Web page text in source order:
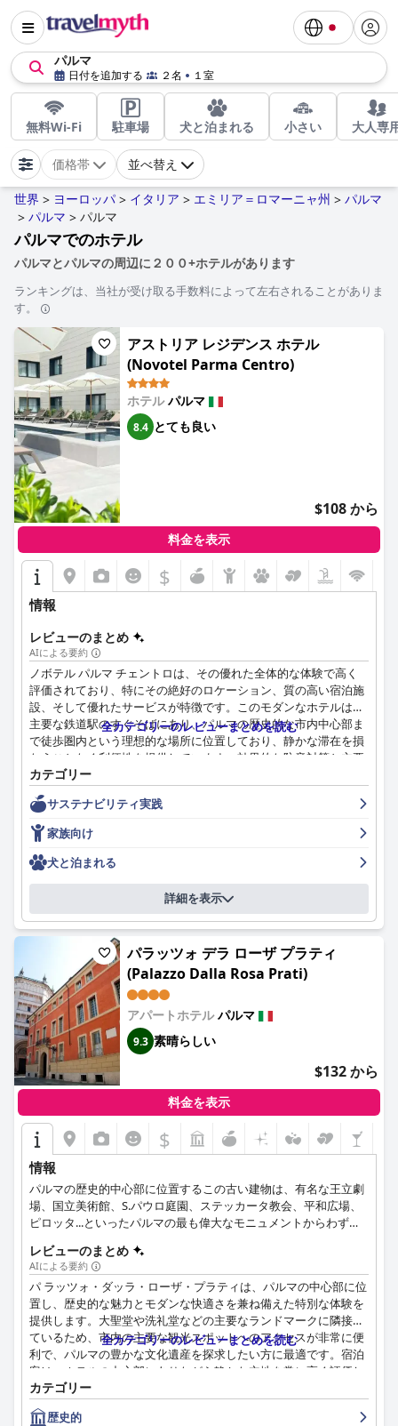
パルマ
日付を追加する ２名 １室
無料Wi-Fi 駐車場 犬と泊まれる 小さい 大人専
価格帯 並べ替え
世界 > ヨーロッパ > イタリア > エミリア＝ロマーニャ州 > パルマ
> パルマ > パルマ
パルマでのホテル
パルマとパルマの周辺に２００+ホテルがあります
ランキングは、当社が受け取る手数料によって左右されることがありま
す。
アストリア レジデンス ホテル
(Novotel Parma Centro)
ホテルパルマ
8.4 とても良い
$108 から
料金を表示
$
情報
レビューのまとめ
AIによる要約
ノボテル パルマ チェントロは、その優れた全体的な体験で高く
評価されており、特にその絶好のロケーション、質の高い宿泊施
設、そして優れたサービスが特徴です。このモダンなホテルは、
主要な鉄道駅のすぐそばにあり、パルマの歴史的な市内中心部ま
で徒歩圏内という理想的な場所に位置しており、静かな滞在を損
なうことなく利便性を提供しています。効果的な防音対策と主要
な都市のアトラクションやアメニティへのアクセスが容易なた
め、レジャーとビジネスの両方の旅行者に好まれる選択肢となっ
ています。
宿泊客は一貫してホテルの清潔さを褒めています。客室は広々と
していて、モダンで、現代的なデザインと豊富なアメニティが備
わっています。時折小さな問題があるものの、客室に関する全体
的な評価は非常に高く、特にその静けさと快適さが強調されてお
り、それが安らかな滞在に貢献しています。家族連れのために、
ホテルは家族向けのスイートと数多くの子供向け機能を備えてお
り、家族旅行に最適な選択肢となっています。
ノボテル パルマ チェントロでの朝食は、一般的にハイライトの1
つと見なされており、高品質の製品と地元の特産品を備えた多様
で豊富なビュッフェが特徴です。エスプレッソマシンの品質や時
折の補充の遅れなど、改善の余地がいくつか指摘されています
が、朝食は満足のいく一日の始まりを提供するという点で一致し
ています。夕食の経験も好評で、特に料理の質とレストランの雰
囲気が評価されていますが、サービスのスピードとメニューの多
様性の改善を提案する人もいます。
ホテルのスタッフは、そのフレンドリーさ、プロ意識、そしてゲ
ストを支援する意欲が高く評価されており、全体的なゲスト体験
を向上させています。さらに、安全な駐車場施設は、費用はかか
りますが、その利便性とセキュリティが評価されており、ホテル
のモダンで環境に優しいアメニティを反映したEV充電ステーショ
ンが完備されています。
ただし、ホテルの無料Wi-Fiの利用体験はさまざまで、一部のゲス
トは接続の問題に遭遇しており、安定したインターネット接続に
大きく依存している人にとっては面倒な場合があります。ジムと
ウェルネス施設は小さいながらも設備が整っており、ホテルの提
供価値をさらに高めています。
要約すると、ノボテル パルマ チェントロは、その戦略的なロケ
ーション、モダンで清潔なアメニティ、フレンドリーでプロフェ
ッショナルなスタッフ、そして優れた料理で際立っており、パル
マへの訪問者にとって強くお勧めできる宿泊施設となっていま
す。
全カテゴリーのレビューまとめを読む
カテゴリー
サステナビリティ実践
家族向け
犬と泊まれる
詳細を表示
パラッツォ デラ ローザ プラティ
(Palazzo Dalla Rosa Prati)
アパートホテルパルマ
9.3 素晴らしい
$132 から
料金を表示
$
情報
パルマの歴史的中心部に位置するこの古い建物は、有名な王立劇
場、国立美術館、S.パウロ庭園、ステッカータ教会、平和広場、
ピロッタ...といったパルマの最も偉大なモニュメントからわずか
レビューのまとめ
AIによる要約
パ ラッツォ・ダッラ・ローザ・プラティは、パルマの中心部に位
置し、歴史的な魅力とモダンな快適さを兼ね備えた特別な体験を
提供します。大聖堂や洗礼堂などの主要なランドマークに隣接し
ているため、市内の主要な観光スポットへのアクセスが非常に便
利で、パルマの豊かな文化遺産を探求したい方に最適です。宿泊
客は、ホテルの中心部にありながら静かな立地を常に高く評価し
ており、美術館、レストラン、ショップに近い利便性を強調して
います。
全カテゴリーのレビューまとめを読む
カテゴリー
歴史的